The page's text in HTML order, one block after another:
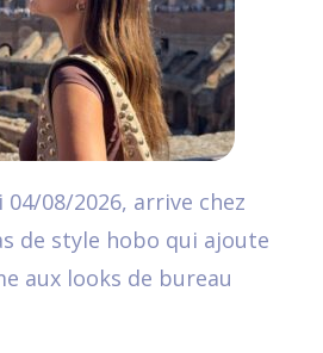
08/2026, arrive chez
de style hobo qui ajoute
aux looks de bureau